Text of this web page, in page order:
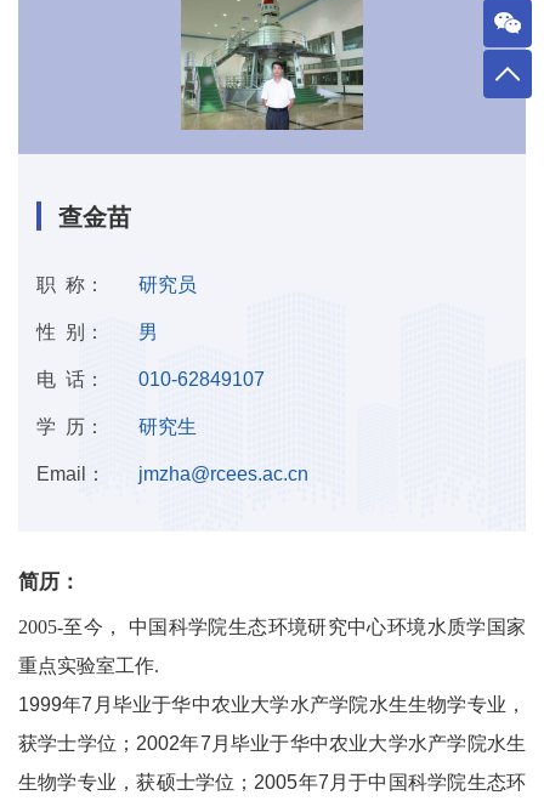
查金苗
职 称： 研究员
性 别： 男
电 话： 010-62849107
学 历： 研究生
Email： jmzha@rcees.ac.cn
简历：
2005-至今， 中国科学院生态环境研究中心环境水质学国家
重点实验室工作.
1999年7月毕业于华中农业大学水产学院水生生物学专业，
获学士学位；2002年7月毕业于华中农业大学水产学院水生
生物学专业，获硕士学位；2005年7月于中国科学院生态环